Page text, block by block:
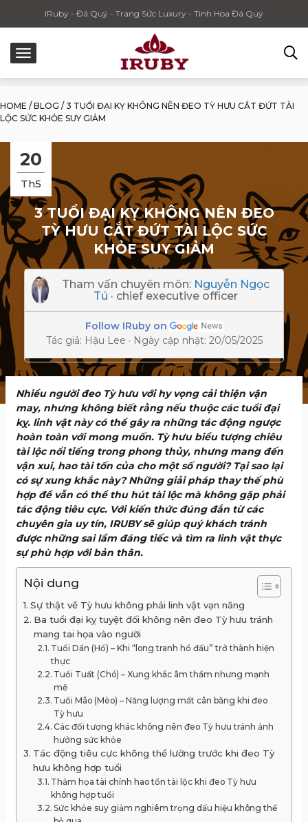
IRuby - Đá Quý - Trang Sức Luxury - Tinh Hoa Đá Quý
HOME / BLOG / 3 TUỔI ĐẠI KỴ KHÔNG NÊN ĐEO TỲ HƯU CẮT ĐỨT TÀI
LỘC SỨC KHỎE SUY GIẢM
20
Th5
3 TUỔI ĐẠI KỴ KHÔNG NÊN ĐEO
TỲ HƯU CẮT ĐỨT TÀI LỘC SỨC
KHỎE SUY GIẢM
Tham vấn chuyên môn: Nguyễn Ngọc
Tú · chief executive officer
Follow IRuby on
Tác giả: Hậu Lee · Ngày cập nhật: 20/05/2025
Nhiều người đeo Tỳ hưu với hy vọng cải thiện vận
may, nhưng không biết rằng nếu thuộc các tuổi đại
kỵ. linh vật này có thể gây ra những tác động ngược
hoàn toàn với mong muốn. Tỳ hưu biểu tượng chiêu
tài lộc nổi tiếng trong phong thủy, nhưng mang đến
vận xui, hao tài tốn của cho một số người? Tại sao lại
có sự xung khắc này? Những giải pháp thay thế phù
hợp để vẫn có thể thu hút tài lộc mà không gặp phải
tác động tiêu cực. Với kiến thức đúng đắn từ các
chuyên gia uy tín, IRUBY sẽ giúp quý khách tránh
được những sai lầm đáng tiếc và tìm ra linh vật thực
sự phù hợp với bản thân.
Nội dung
Sự thật về Tỳ hưu không phải linh vật vạn năng
Ba tuổi đại kỵ tuyệt đối không nên đeo Tỳ hưu tránh
mang tai họa vào người
Tuổi Dần (Hổ) – Khi “long tranh hổ đấu” trở thành hiện
thực
Tuổi Tuất (Chó) – Xung khắc âm thầm nhưng mạnh
mẽ
Tuổi Mão (Mèo) – Năng lượng mất cân bằng khi đeo
Tỳ hưu
Các đối tượng khác không nên đeo Tỳ hưu tránh ảnh
hưởng sức khỏe
Tác động tiêu cực không thể lường trước khi đeo Tỳ
hưu không hợp tuổi
Thảm họa tài chính hao tổn tài lộc khi đeo Tỳ hưu
không hợp tuổi
Sức khỏe suy giảm nghiêm trọng dấu hiệu không thể